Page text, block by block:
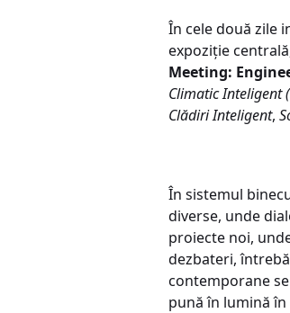
În cele două zile
expoziție
Meeting:
Climatic Inteligent
Clădiri Inteligent,
În sistemul
diverse, unde
proiecte noi,
dezbateri,
contemporane
pună în lumină